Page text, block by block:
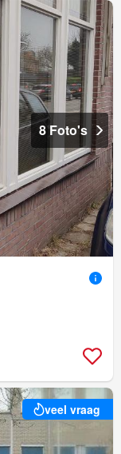
8 Foto's
veel vraag